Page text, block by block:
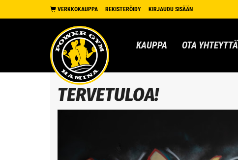
VERKKOKAUPPA REKISTERÖIDY KIRJAUDU SISÄÄN
KAUPPA OTA YHTEYTTÄ
TERVETULOA!